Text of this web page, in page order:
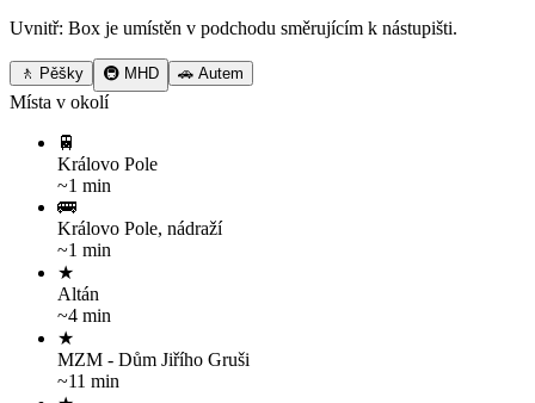
Uvnitř: Box je umístěn v podchodu směrujícím k nástupišti.
🚶 Pěšky 🚇 MHD 🚗 Autem
Místa v okolí
🚆
Královo Pole
~1 min
🚌
Královo Pole, nádraží
~1 min
★
Altán
~4 min
★
MZM - Dům Jiřího Gruši
~11 min